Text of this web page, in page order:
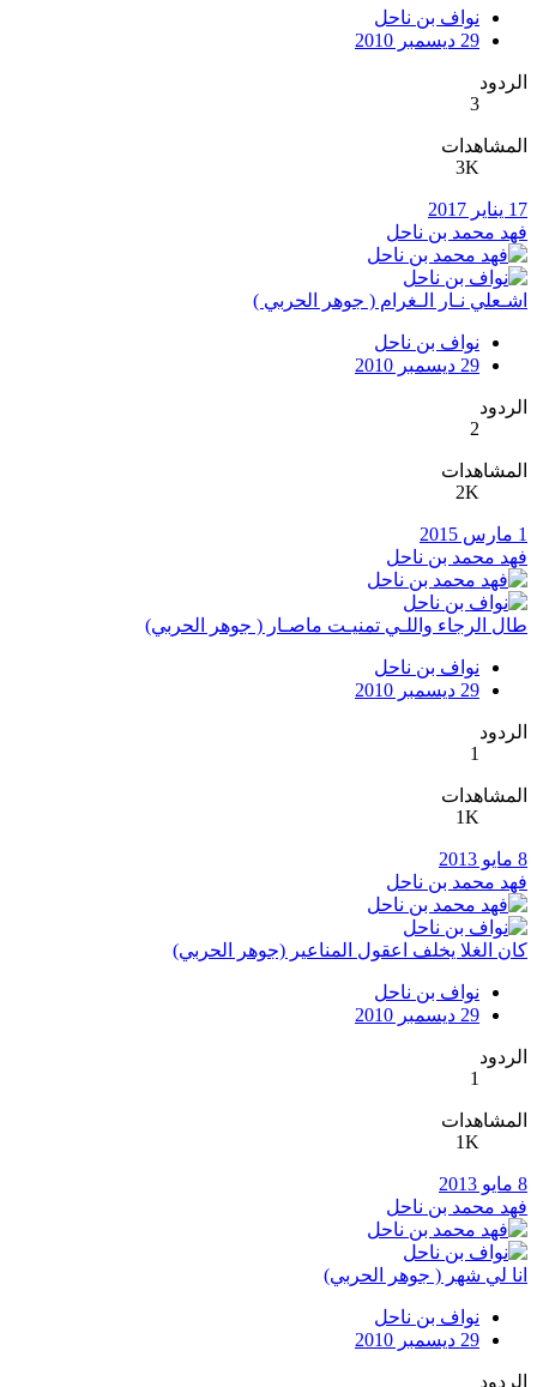
نواف بن ناحل
29 ديسمبر 2010
الردود
3
المشاهدات
3K
17 يناير 2017
فهد محمد بن ناحل
اشـعلي نـار الـغرام ( جوهر الحربي )
نواف بن ناحل
29 ديسمبر 2010
الردود
2
المشاهدات
2K
1 مارس 2015
فهد محمد بن ناحل
طال الرجاء واللـي تمنيـت ماصـار ( جوهر الحربي)
نواف بن ناحل
29 ديسمبر 2010
الردود
1
المشاهدات
1K
8 مايو 2013
فهد محمد بن ناحل
كان الغلا يخلف اعقول المناعير (جوهر الحربي)
نواف بن ناحل
29 ديسمبر 2010
الردود
1
المشاهدات
1K
8 مايو 2013
فهد محمد بن ناحل
انا لي شهر ( جوهر الحربي)
نواف بن ناحل
29 ديسمبر 2010
الردود